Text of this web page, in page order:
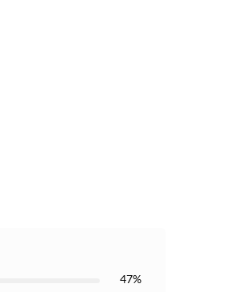
47%